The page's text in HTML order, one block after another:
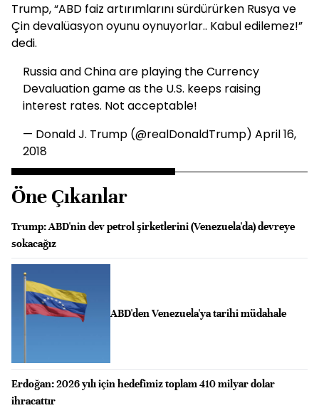
Trump, “ABD faiz artırımlarını sürdürürken Rusya ve
Çin devalüasyon oyunu oynuyorlar.. Kabul edilemez!”
dedi.
Russia and China are playing the Currency
Devaluation game as the U.S. keeps raising
interest rates. Not acceptable!
— Donald J. Trump (@realDonaldTrump) April 16,
2018
Öne Çıkanlar
Trump: ABD'nin dev petrol şirketlerini (Venezuela'da) devreye
sokacağız
ABD'den Venezuela'ya tarihi müdahale
Erdoğan: 2026 yılı için hedefimiz toplam 410 milyar dolar
ihracattır